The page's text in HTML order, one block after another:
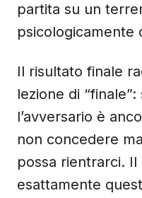
partita su un
psicologicamente
Il risultato finale
lezione di
l’avversario è
non concedere
possa rientrarci.
esattamente